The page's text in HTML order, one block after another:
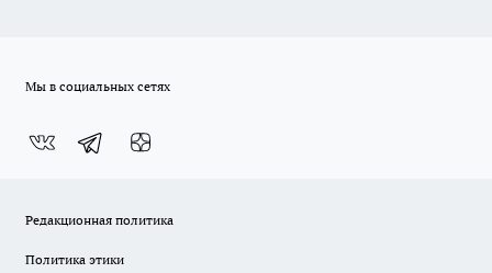
Мы в социальных сетях
Редакционная политика
Политика этики